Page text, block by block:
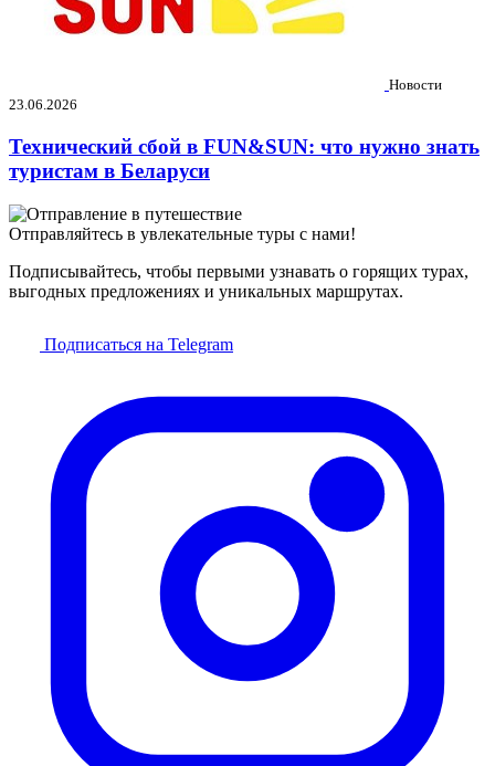
Новости
23.06.2026
Технический сбой в FUN&SUN: что нужно знать
туристам в Беларуси
Отправляйтесь в увлекательные туры с нами!
Подписывайтесь, чтобы первыми узнавать о горящих турах,
выгодных предложениях и уникальных маршрутах.
Подписаться на Telegram